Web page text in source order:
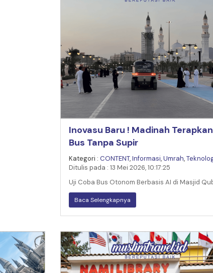
Inovasu Baru ! Madinah Terapkan
Bus Tanpa Supir
Kategori : CONTENT,Informasi,Umrah,
Ditulis pada : 13 Mei 2026, 10:17:25
Uji Coba Bus Otonom Berbasis AI di Masjid
Baca Selengkapnya